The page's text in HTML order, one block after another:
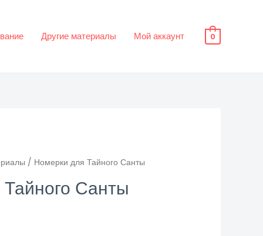
Другие материалы Мой аккаунт 0
/ Номерки для Тайного Санты
Санты